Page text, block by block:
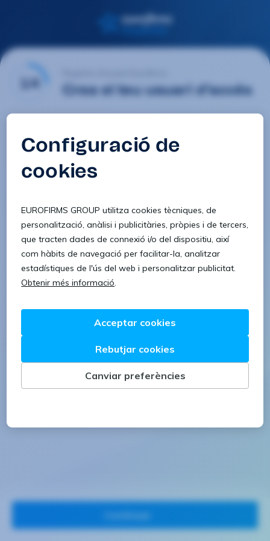
1/4 Crea el teu usuari d'accés
Contrasenya
Confirmar contrasenya
8 caràcters 1 lletra minúscula
1 lletra majúscula 1 número